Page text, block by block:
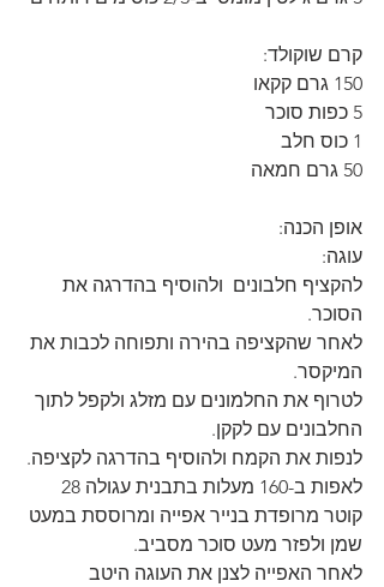
קרם שוקולד:
150 גרם קקאו
5 כפות סוכר
1 כוס חלב
50 גרם חמאה
אופן הכנה:
עוגה:
להקציף חלבונים  ולהוסיף בהדרגה את
הסוכר.
לאחר שהקציפה בהירה ותפוחה לכבות את
המיקסר.
לטרוף את החלמונים עם מזלג ולקפל לתוך
החלבונים עם לקקן.
לנפות את הקמח ולהוסיף בהדרגה לקציפה.
קוטר מרופדת בנייר אפייה ומרוססת במעט
שמן ולפזר מעט סוכר מסביב.
לאחר האפייה לצנן את העוגה היטב